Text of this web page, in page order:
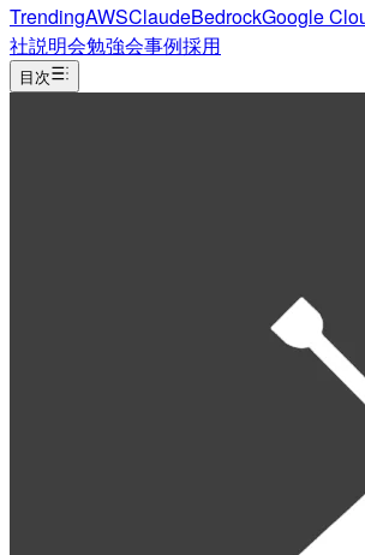
TrendingAWSClaudeBedrockGoogle
社説明会勉強会事例採用
目次